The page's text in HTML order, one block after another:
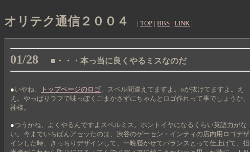
オリテク通信２００４ | TOP | BBS | LINK |
01/28 ■・・・本っ当に良くやるミスなのだ
●いやね、 トップページのロゴ、スペル間違えてますよ。oが抜けてますよ。え
え。やっぱりラフで味っぽくごまかさずにちゃんとロゴ作れって事でしょうか、
神様。
●つうかね、よくやるんですよスペルミス。ホントイヤになるくらい英語力がな
い。今までいちばんアセッたのは、渋谷のゲーセン・インティの店内用ロゴデザ
インした時、きっちりデザインして、一晩寝かせてバランスとって仕上げて、担